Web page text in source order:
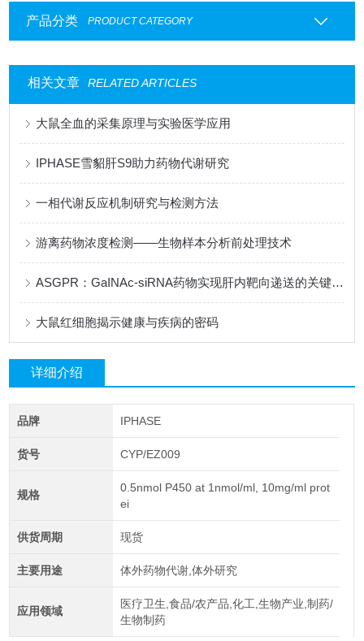
产品分类 PRODUCT CATEGORY
相关文章 RELATED ARTICLES
大鼠全血的采集原理与实验医学应用
IPHASE雪貂肝S9助力药物代谢研究
一相代谢反应机制研究与检测方法
游离药物浓度检测——生物样本分析前处理技术
ASGPR：GaINAc-siRNA药物实现肝内靶向递送的关键靶点
大鼠红细胞揭示健康与疾病的密码
详细介绍
品牌 IPHASE
货号 CYP/EZ009
规格
0.5nmol P450 at 1nmol/ml, 10mg/ml prot
ei
供货周期 现货
主要用途 体外药物代谢,体外研究
应用领域
医疗卫生,食品/农产品,化工,生物产业,制药/
生物制药